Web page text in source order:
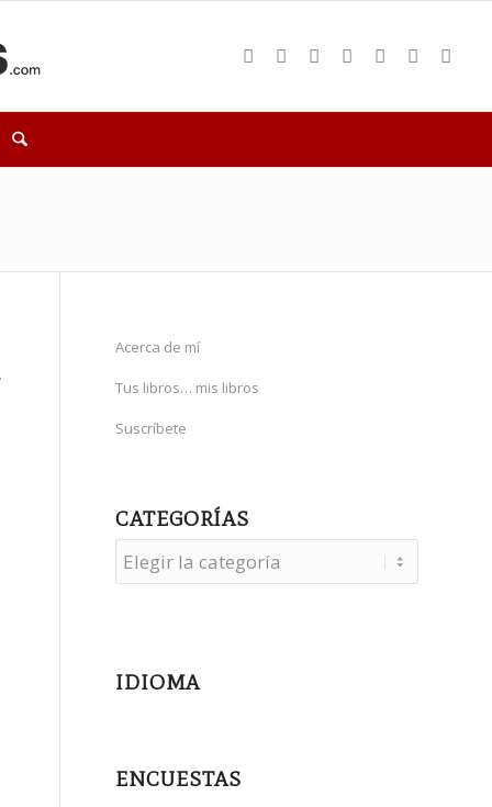
Acerca de mí
Tus libros… mis libros
Suscríbete
CATEGORÍAS
Categorías
IDIOMA
ENCUESTAS